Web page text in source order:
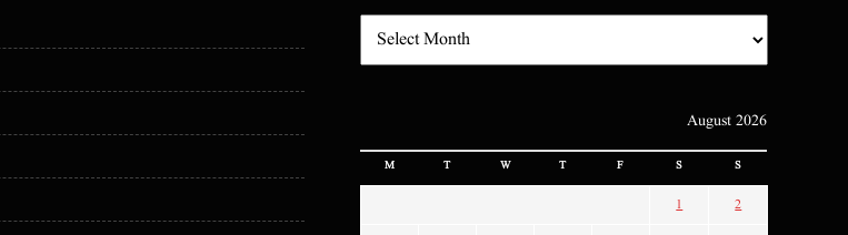
August 2026
M T W T F S S
1 2